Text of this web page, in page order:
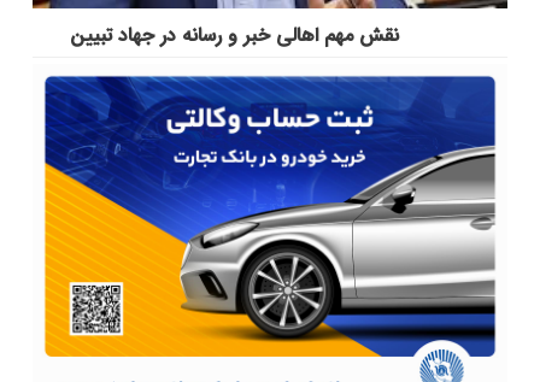
نقش مهم اهالی خبر و رسانه در جهاد تبیین